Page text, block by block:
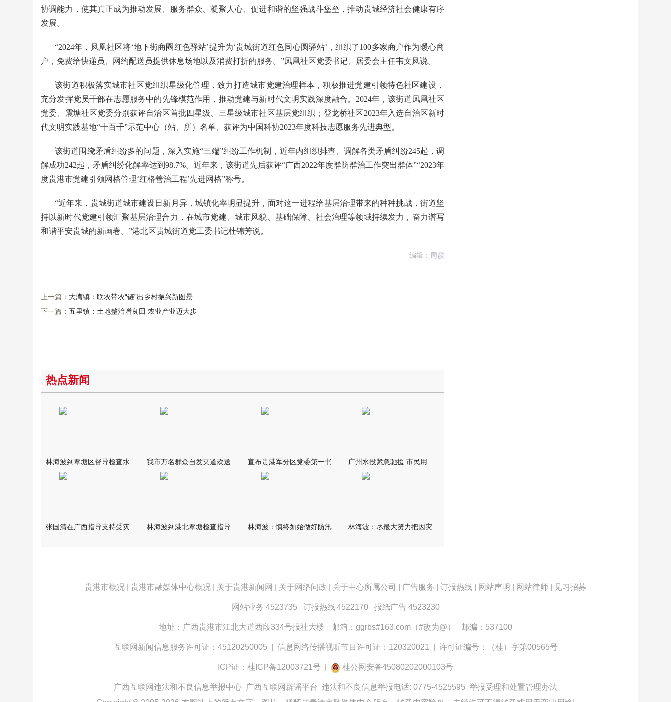
协调能力，使其真正成为推动发展、服务群众、凝聚人心、促进和谐的坚强战斗堡垒，推动贵城经济社会健康有序
发展。
“2024年，凤凰社区将‘地下街商圈红色驿站’提升为‘贵城街道红色同心圆驿站’，组织了100多家商户作为暖心商
户，免费给快递员、网约配送员提供休息场地以及消费打折的服务。”凤凰社区党委书记、居委会主任韦文凤说。
该街道积极落实城市社区党组织星级化管理，致力打造城市党建治理样本，积极推进党建引领特色社区建设，
充分发挥党员干部在志愿服务中的先锋模范作用，推动党建与新时代文明实践深度融合。2024年，该街道凤凰社区
党委、震塘社区党委分别获评自治区首批四星级、三星级城市社区基层党组织；登龙桥社区2023年入选自治区新时
代文明实践基地“十百千”示范中心（站、所）名单、获评为中国科协2023年度科技志愿服务先进典型。
该街道围绕矛盾纠纷多的问题，深入实施“三端”纠纷工作机制，近年内组织排查、调解各类矛盾纠纷245起，调
解成功242起，矛盾纠纷化解率达到98.7%。近年来，该街道先后获评“广西2022年度群防群治工作突出群体”“2023年
度贵港市党建引领网格管理‘红格善治工程’先进网格”称号。
“近年来，贵城街道城市建设日新月异，城镇化率明显提升，面对这一进程给基层治理带来的种种挑战，街道坚
持以新时代党建引领汇聚基层治理合力，在城市党建、城市风貌、基础保障、社会治理等领域持续发力，奋力谱写
和谐平安贵城的新画卷。”港北区贵城街道党工委书记杜锦芳说。
编辑：周霞
上一篇： 大湾镇：联农带农“链”出乡村振兴新图景
下一篇： 五里镇：土地整治增良田 农业产业迈大步
热点新闻
贵港市概况 贵港市融媒体中心概况 关于贵港新闻网 关于网络问政 关于中心所属公司 广告服务 订报热线 网站声明 网站律师 见习招募
网站业务 4523735 订报热线 4522170 报纸广告 4523230
地址：广西贵港市江北大道西段334号报社大楼 邮箱：ggrbs#163.com（#改为@） 邮编：537100
互联网新闻信息服务许可证：45120250005 信息网络传播视听节目许可证：120320021 许可证编号：（桂）字第00565号
ICP证：桂ICP备12003721号 桂公网安备45080202000103号
广西互联网违法和不良信息举报中心 广西互联网辟谣平台 违法和不良信息举报电话: 0775-4525595 举报受理和处置管理办法